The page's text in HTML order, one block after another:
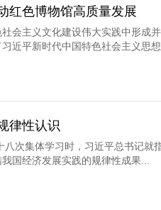
红色博物馆高质量发展
会主义文化建设伟大实践中形成
近平新时代中国特色社会主义思
律性认识
次集体学习时，习近平总书记就
国经济发展实践的规律性成果...